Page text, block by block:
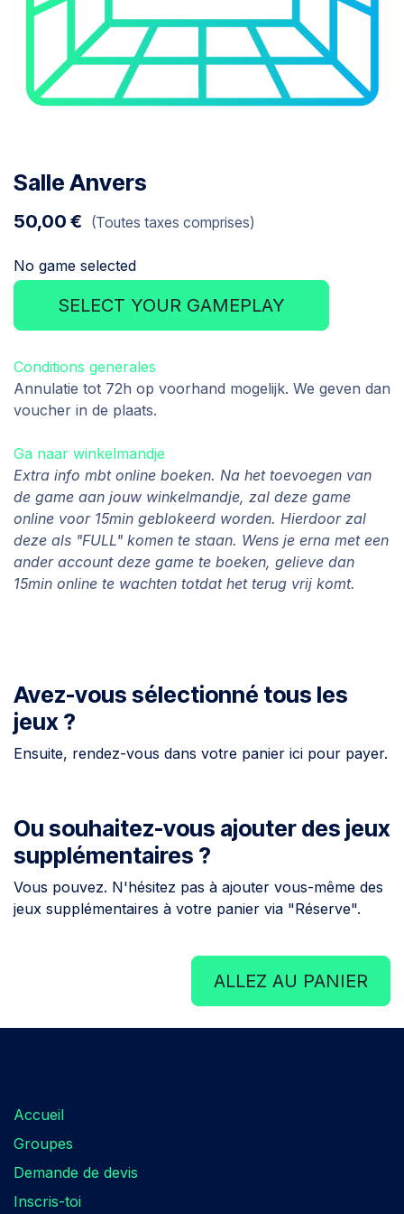
Salle Anvers
50,00 € (Toutes taxes comprises)
No game selected
SELECT YOUR GAMEPLAY
Conditions generales
Annulatie tot 72h op voorhand mogelijk. We geven dan
voucher in de plaats.
Ga naar winkelmandje
Extra info mbt online boeken. Na het toevoegen van
de game aan jouw winkelmandje, zal deze game
online voor 15min geblokeerd worden. Hierdoor zal
deze als "FULL" komen te staan. Wens je erna met een
ander account deze game te boeken, gelieve dan
15min online te wachten totdat het terug vrij komt.
Avez-vous sélectionné tous les
jeux ?
Ensuite, rendez-vous dans votre panier ici pour payer.
Ou souhaitez-vous ajouter des jeux
supplémentaires ?
Vous pouvez. N'hésitez pas à ajouter vous-même des
jeux supplémentaires à votre panier via "Réserve".
ALLEZ AU PANIER
Accueil
Groupes
Demande de devis
Inscris-toi